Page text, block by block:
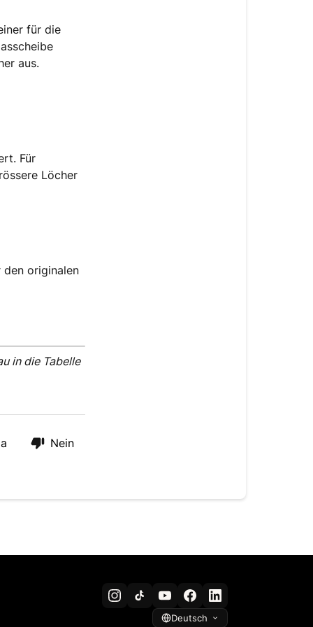
für die
aus.
Für
Löcher
den originalen
in die Tabelle
Nein